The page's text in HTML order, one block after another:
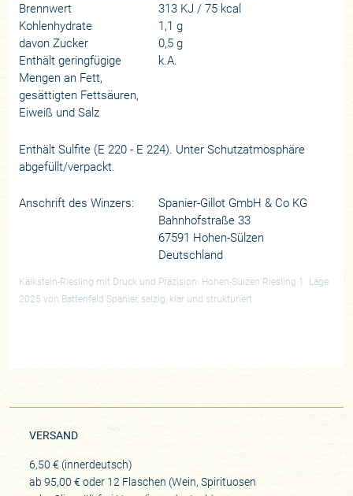
Brennwert
313 KJ / 75 kcal
Kohlenhydrate
1,1 g
davon Zucker
0,5 g
Enthält geringfügige
Mengen an Fett,
gesättigten Fettsäuren,
Eiweiß und Salz
k.A.
Enthält Sulfite (E 220 - E 224). Unter Schutzatmosphäre
abgefüllt/verpackt.
Anschrift des Winzers:
Spanier-Gillot GmbH & Co KG
Bahnhofstraße 33
67591 Hohen-Sülzen
Deutschland
Kalkstein-Riesling mit Druck und Präzision: Hohen-Sülzen Riesling 1. Lage
2025 von Battenfeld Spanier, salzig, klar und strukturiert.
VERSAND
6,50 € (innerdeutsch)
ab 95,00 € oder 12 Flaschen (Wein, Spirituosen